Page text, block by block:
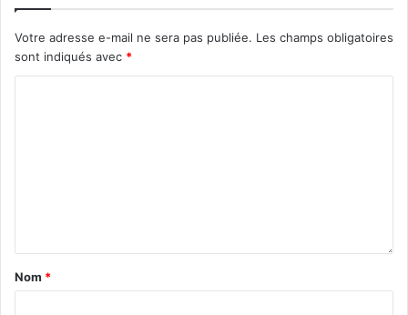
Votre adresse e-mail ne sera pas publiée. Les champs obligatoires
sont indiqués avec *
Nom *